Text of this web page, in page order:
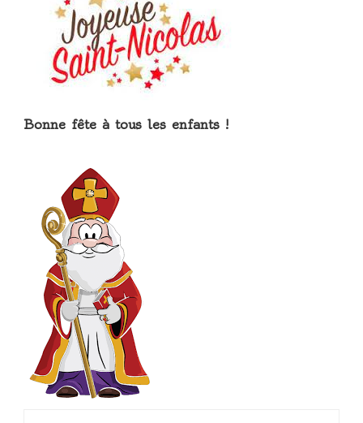
Bonne fête à tous les enfants !